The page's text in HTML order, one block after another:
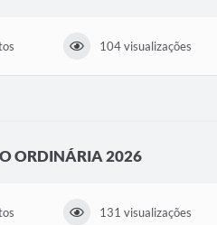
104 visualizações
ORDINÁRIA 2026
131 visualizações